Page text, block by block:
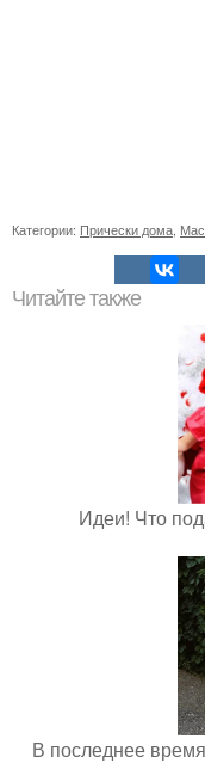
Категории: Прически дома
Читайте также
Идеи! Что
В последнее